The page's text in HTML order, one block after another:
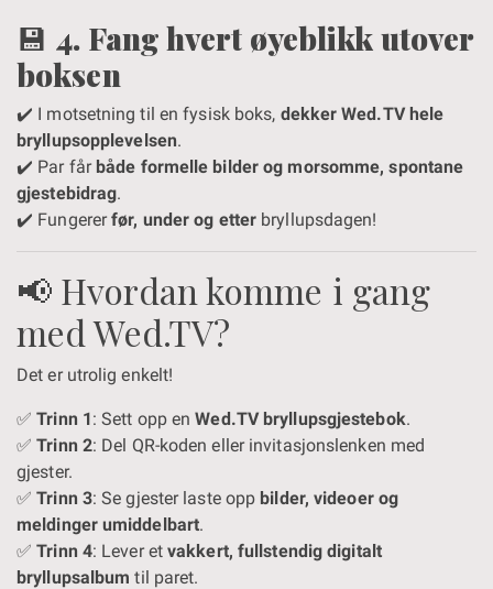
💾 4. Fang hvert øyeblikk utover
boksen
✔️ I motsetning til en fysisk boks, dekker Wed.TV hele
bryllupsopplevelsen.
✔️ Par får både formelle bilder og morsomme, spontane
gjestebidrag.
✔️ Fungererfør, under og etter bryllupsdagen!
📢 Hvordan komme i gang
med Wed.TV?
Det er utrolig enkelt!
✅Trinn 1: Sett opp enWed.TV bryllupsgjestebok.
✅Trinn 2: Del QR-koden eller invitasjonslenken med
gjester.
✅Trinn 3: Se gjester laste opp bilder, videoer og
meldinger umiddelbart.
✅Trinn 4: Lever etvakkert, fullstendig digitalt
bryllupsalbum til paret.